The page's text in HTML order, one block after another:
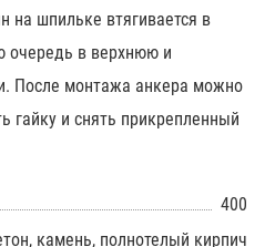
на шпильке втягивается в
очередь в верхнюю и
После монтажа анкера можно
гайку и снять прикрепленный
400
камень, полнотелый кирпич